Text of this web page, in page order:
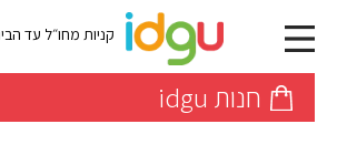
קניות מחו״ל עד
חנות idgu